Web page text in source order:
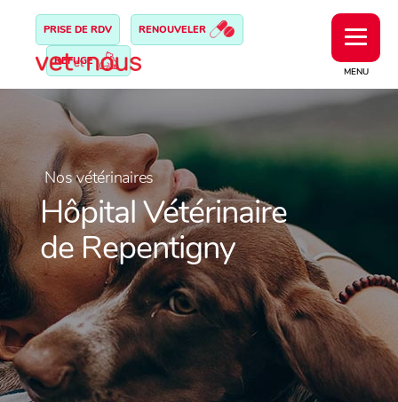
MENU
PRISE DE RDV RENOUVELER
REFUGE
Nos vétérinaires
Hôpital Vétérinaire
de Repentigny